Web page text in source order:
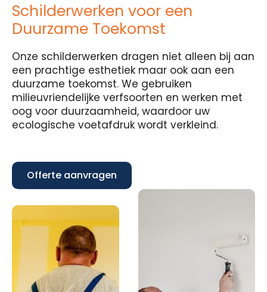
Schilderwerken voor een
Duurzame Toekomst
Onze schilderwerken dragen niet alleen bij aan
een prachtige esthetiek maar ook aan een
duurzame toekomst. We gebruiken
milieuvriendelijke verfsoorten en werken met
oog voor duurzaamheid, waardoor uw
ecologische voetafdruk wordt verkleind.
Offerte aanvragen